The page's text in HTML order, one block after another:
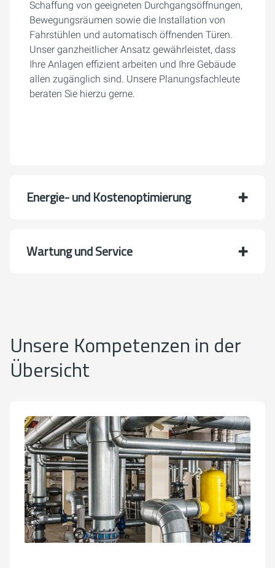
Schaffung von geeigneten Durchgangsöffnungen,
Bewegungsräumen sowie die Installation von
Fahrstühlen und automatisch öffnenden Türen.
Unser ganzheitlicher Ansatz gewährleistet, dass
Ihre Anlagen effizient arbeiten und Ihre Gebäude
allen zugänglich sind. Unsere Planungsfachleute
beraten Sie hierzu gerne.
Energie- und Kostenoptimierung
Wartung und Service
Unsere Kompetenzen in der
Übersicht